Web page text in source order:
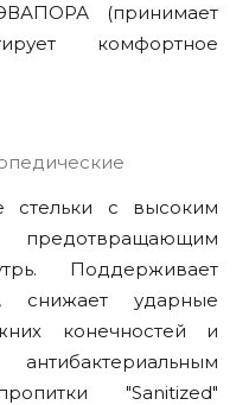
(принимает
комфортное
стельки с высоким
Поддерживает
снижает ударные
конечностей и
"Sanitized"